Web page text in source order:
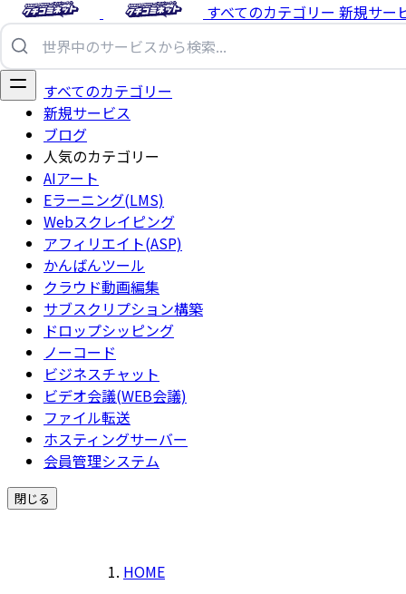
すべてのカテゴリー 新規サー
すべてのカテゴリー
新規サービス
ブログ
人気のカテゴリー
AIアート
Eラーニング(LMS)
Webスクレイピング
アフィリエイト(ASP)
かんばんツール
クラウド動画編集
サブスクリプション構築
ドロップシッピング
ノーコード
ビジネスチャット
ビデオ会議(WEB会議)
ファイル転送
ホスティングサーバー
会員管理システム
閉じる
HOME